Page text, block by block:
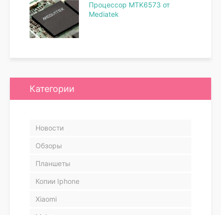
Процессор MTK6573 от
Mediatek
Категории
Новости
Обзоры
Планшеты
Копии Iphone
Xiaomi